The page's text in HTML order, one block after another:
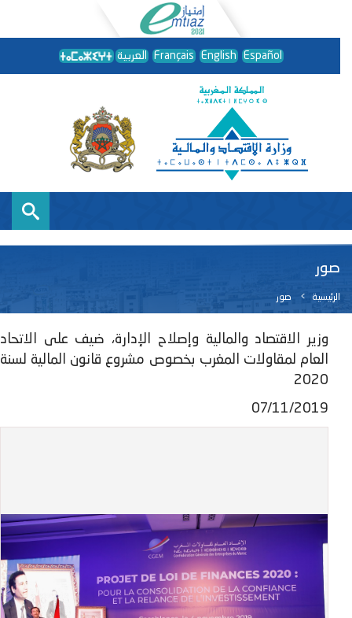
العربية Français English Español
صور
الرئيسية صور
وزير الاقتصاد والمالية وإصلاح الإدارة، ضيف على الاتحاد
العام لمقاولات المغرب بخصوص مشروع قانون المالية لسنة
2020
07/11/2019